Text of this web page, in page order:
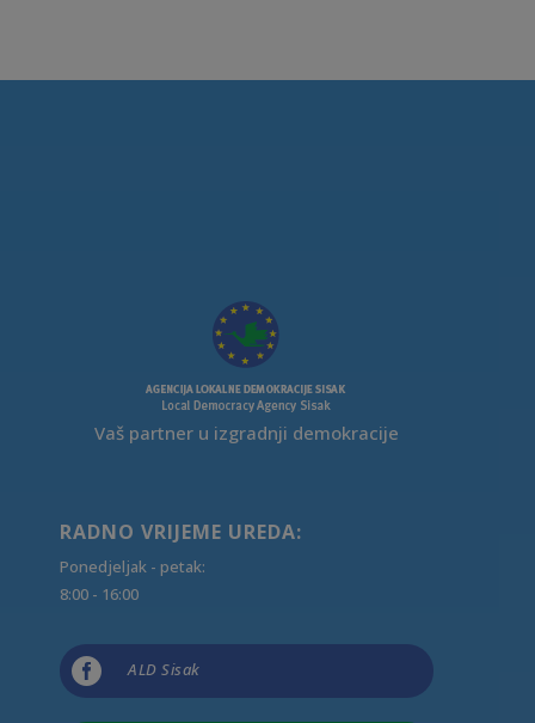
Vaš partner u izgradnji demokracije
RADNO VRIJEME UREDA:
Ponedjeljak - petak:
8:00 - 16:00
 ALD Sisak